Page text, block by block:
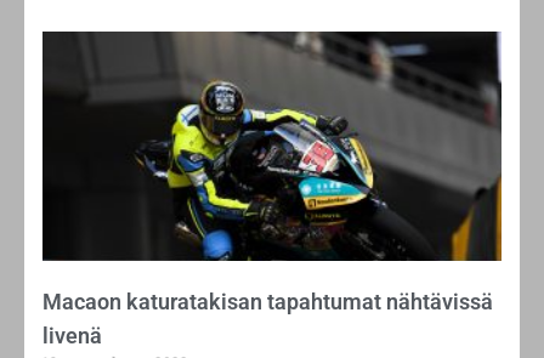
Macaon katuratakisan tapahtumat nähtävissä
livenä